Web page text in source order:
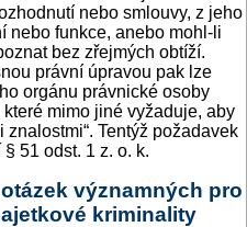
nebo smlouvy, z jeho
nebo funkce, anebo mohl-li
bez zřejmých obtíží.
právní úpravou pak lze
orgánu právnické osoby
mimo jiné vyžaduje, aby
Tentýž požadavek
51 odst. 1 z. o. k.
významných pro
kriminality